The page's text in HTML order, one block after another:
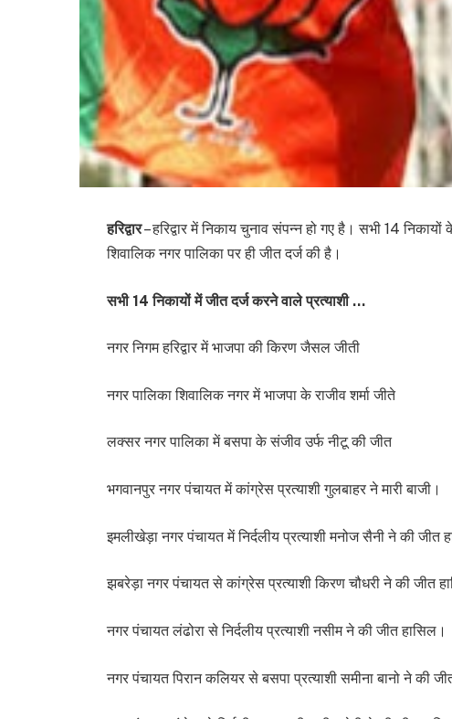
हरिद्वार– हरिद्वार में निकाय चुनाव संपन्न हो गए है। सभी 14
शिवालिक नगर पालिका पर ही जीत दर्ज की है।
सभी 14 निकायों में जीत दर्ज करने वाले प्रत्याशी …
नगर निगम हरिद्वार में भाजपा की किरण जैसल जीती
नगर पालिका शिवालिक नगर में भाजपा के राजीव शर्मा जीते
लक्सर नगर पालिका में बसपा के संजीव उर्फ नीटू की जीत
भगवानपुर नगर पंचायत में कांग्रेस प्रत्याशी गुलबाहर ने मारी बाजी।
इमलीखेड़ा नगर पंचायत में निर्दलीय प्रत्याशी मनोज सैनी ने की जीत
झबरेड़ा नगर पंचायत से कांग्रेस प्रत्याशी किरण चौधरी ने की जीत
नगर पंचायत लंढोरा से निर्दलीय प्रत्याशी नसीम ने की जीत हासिल।
नगर पंचायत पिरान कलियर से बसपा प्रत्याशी समीना बानो ने की